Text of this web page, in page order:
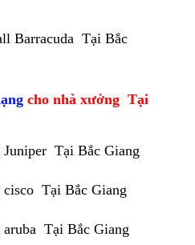
Barracuda Tại Bắc
cho nhà xưởng Tại
Tại Bắc Giang
Tại Bắc Giang
Tại Bắc Giang